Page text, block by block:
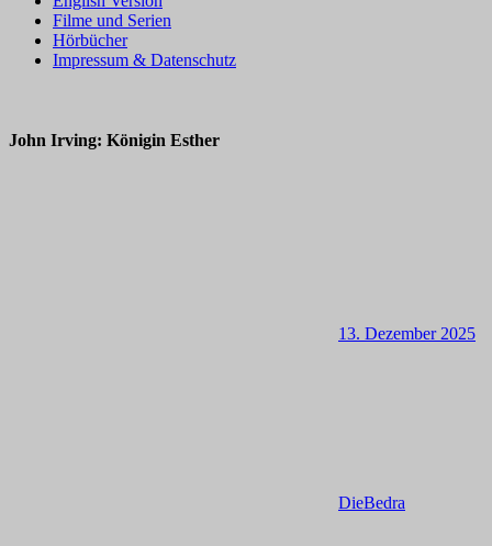
Filme und Serien
Hörbücher
Impressum & Datenschutz
John Irving: Königin Esther
13. Dezember 2025
DieBedra